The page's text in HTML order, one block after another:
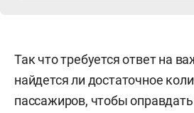
Так что требуется ответ на
найдется ли достаточное
пассажиров, чтобы